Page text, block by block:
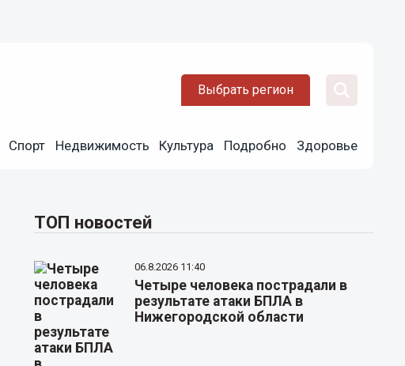
Выбрать регион
Спорт Недвижимость Культура Подробно Здоровье
ТОП новостей
06.8.2026 11:40
Четыре человека пострадали в
результате атаки БПЛА в
Нижегородской области